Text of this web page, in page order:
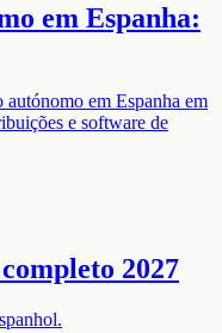
em Espanha:
autónomo em Espanha em
e software de
2027